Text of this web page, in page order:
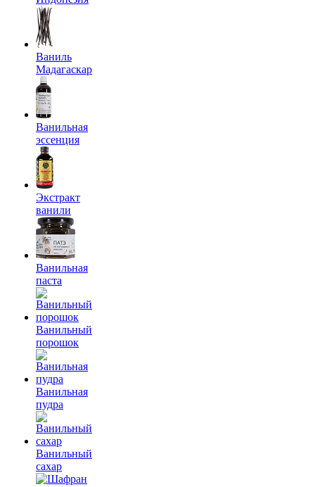
Ваниль
Мадагаскар
Ванильная
эссенция
Экстракт
ванили
Ванильная
паста
Ванильный
порошок
Ванильная
пудра
Ванильный
сахар